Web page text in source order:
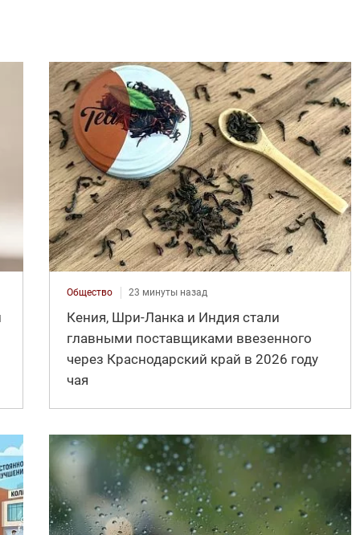
Общество 23 минуты назад
Кения, Шри-Ланка и Индия стали
главными поставщиками ввезенного
через Краснодарский край в 2026 году
чая